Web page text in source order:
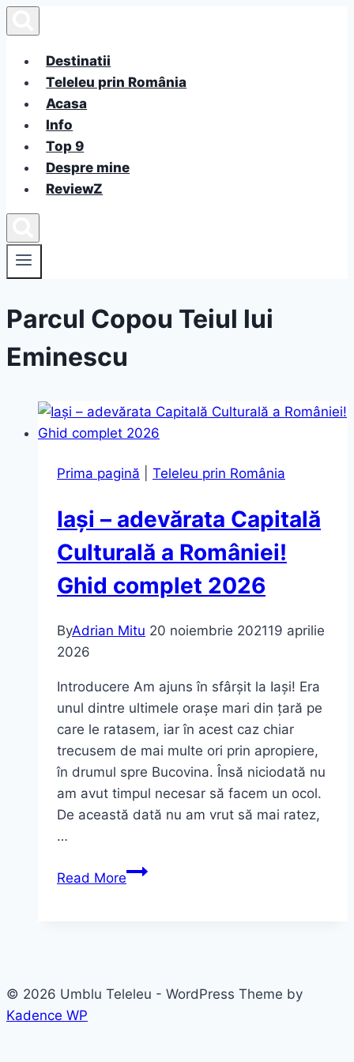
to
contentDestinatii
Teleleu prin România
Acasa
Info
Top 9
Despre mine
ReviewZ
Parcul Copou Teiul lui
Eminescu
Prima pagină Teleleu prin România
Iași – adevărata Capitală
Culturală a României!
Ghid complet 2026
ByAdrian Mitu 20 noiembrie 202119 aprilie
2026
Introducere Am ajuns în sfârșit la Iași! Era
unul dintre ultimele orașe mari din țară pe
care le ratasem, iar în acest caz chiar
trecusem de mai multe ori prin apropiere,
în drumul spre Bucovina. Însă niciodată nu
am avut timpul necesar să facem un ocol.
De această dată nu am vrut să mai ratez,
…
Read MoreIași
României!
© 2026 Umblu Teleleu - WordPress Theme by
Kadence WP